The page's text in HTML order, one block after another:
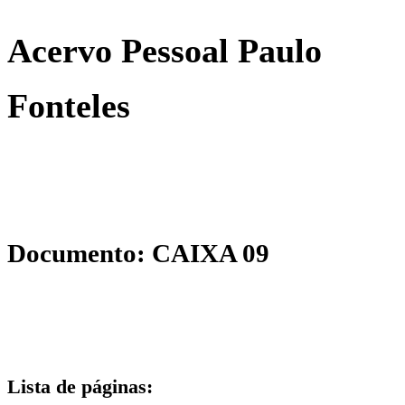
Acervo Pessoal Paulo
Fonteles
Documento: CAIXA 09
Lista de páginas: